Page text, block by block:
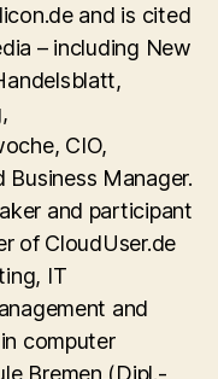
and is cited
– including New
CIO,
Manager.
and participant
of CloudUser.de
IT
and
computer
Bremen (Dipl.-